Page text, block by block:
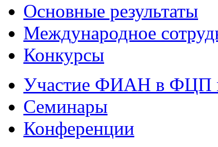
Основные результаты
Международное
Конкурсы
Участие ФИАН в ФЦП
Семинары
Конференции